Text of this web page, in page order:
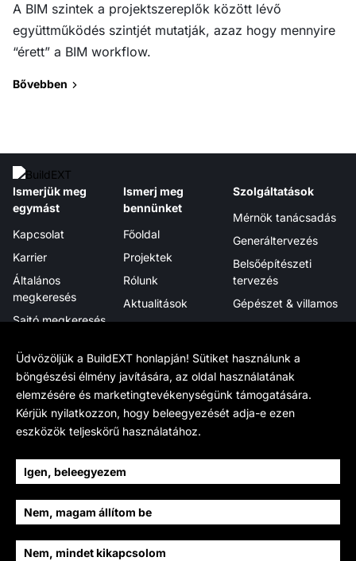
A BIM szintek a projektszereplők között lévő
együttműködés szintjét mutatják, azaz hogy mennyire
“érett” a BIM workflow.
Bővebben
Ismerjük meg
egymást
Kapcsolat
Karrier
Általános
megkeresés
Sajtó megkeresés
Ismerj meg
bennünket
Főoldal
Projektek
Rólunk
Aktualitások
elismerések
Szolgáltatások
Mérnök tanácsadás
Generáltervezés
Belsőépítészeti
tervezés
Gépészet & villamos
Tudj meg többet
Munkamódszerünk
BIM Wikipedia
Történetünk
Csapat
Hivatalos
Adatkezelés
Sajtóanyag
Kövess minket
LinkedIn
Üdvözöljük a BuildEXT honlapján! Sütiket használunk a
böngészési élmény javítására, az oldal használatának
elemzésére és marketingtevékenységünk támogatására.
Kérjük nyilatkozzon, hogy beleegyezését adja-e ezen
eszközök teljeskörű használatához.
Igen, beleegyezem
Nem, magam állítom be
Nem, mindet kikapcsolom